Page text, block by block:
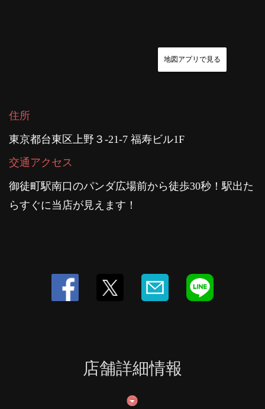
地図アプリで見る
住所
東京都台東区上野３-21-7 福寿ビル1F
交通アクセス
御徒町駅南口のパンダ広場前から徒歩30秒！駅出た
らすぐに当店が見えます！
店舗詳細情報